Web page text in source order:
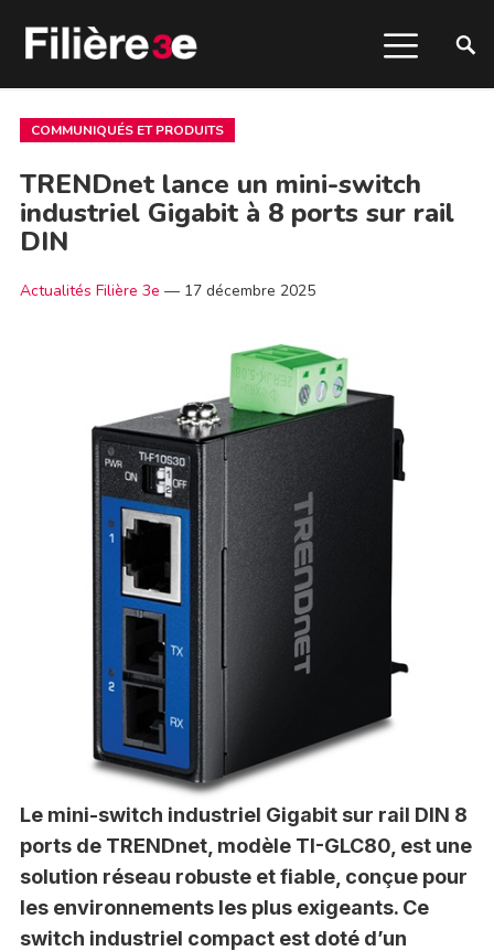
COMMUNIQUÉS ET PRODUITS
TRENDnet lance un mini-switch
industriel Gigabit à 8 ports sur rail
DIN
Actualités Filière 3e — 17 décembre 2025
Le mini-switch industriel Gigabit sur rail DIN 8
ports de TRENDnet, modèle TI-GLC80, est une
solution réseau robuste et fiable, conçue pour
les environnements les plus exigeants. Ce
switch industriel compact est doté d’un